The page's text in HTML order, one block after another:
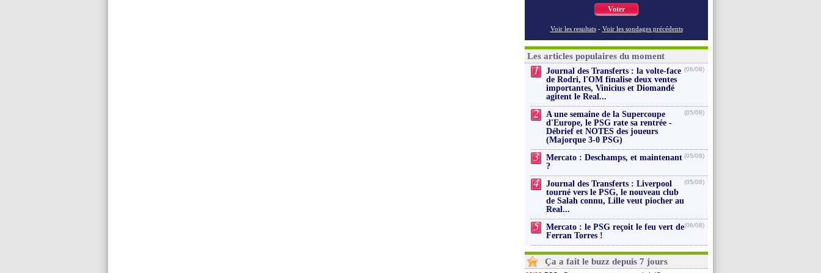
Voter
Voir les resultats - Voir les sondages précédents
Les articles populaires du moment
1
Journal des Transferts : la volte-face
de Rodri, l'OM finalise deux ventes
importantes, Vinicius et Diomandé
agitent le Real...
(06/08)
2
A une semaine de la Supercoupe
d'Europe, le PSG rate sa rentrée -
Débrief et NOTES des joueurs
(Majorque 3-0 PSG)
(05/08)
3
Mercato : Deschamps, et maintenant
?
(05/08)
4
Journal des Transferts : Liverpool
tourné vers le PSG, le nouveau club
de Salah connu, Lille veut piocher au
Real...
(05/08)
5
Mercato : le PSG reçoit le feu vert de
Ferran Torres !
(06/08)
Ça a fait le buzz depuis 7 jours